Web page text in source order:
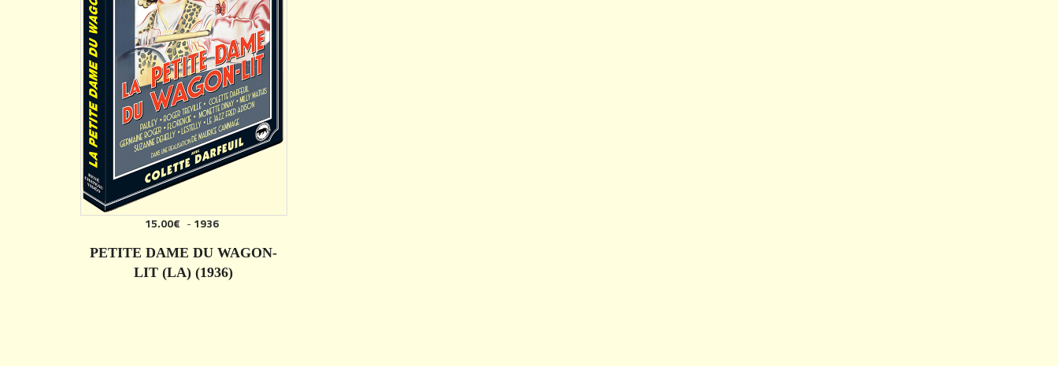
15.00€ -1936
PETITE DAME DU WAGON-
LIT (LA) (1936)